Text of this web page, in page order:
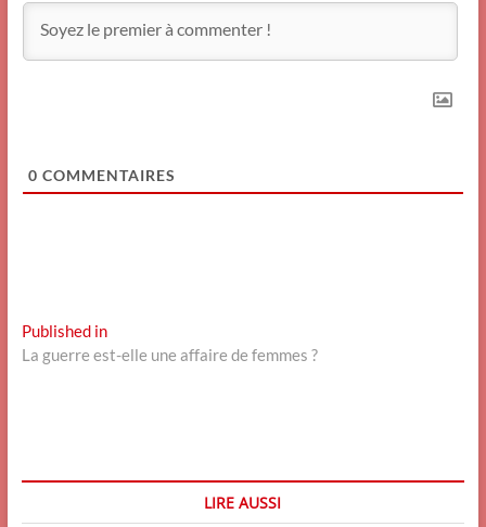
0 COMMENTAIRES
Navigation
de
Published in
La guerre est-elle une affaire de femmes ?
LIRE AUSSI